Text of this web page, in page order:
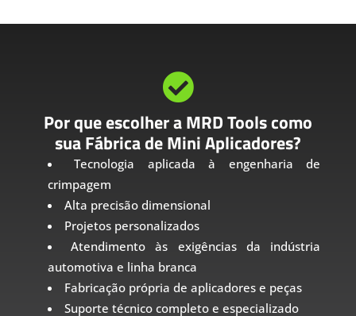

Por que escolher a MRD Tools como
sua Fábrica de Mini Aplicadores?
Tecnologia aplicada à engenharia de
crimpagem
Alta precisão dimensional
Projetos personalizados
Atendimento às exigências da indústria
automotiva e linha branca
Fabricação própria de aplicadores e peças
Suporte técnico completo e especializado